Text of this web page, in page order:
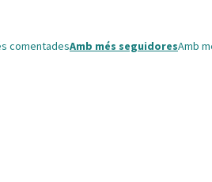
comentadesAmb més seguidoresAmb